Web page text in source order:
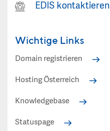
EDIS kontaktieren
Wichtige Links
Domain registrieren
Hosting Österreich
Knowledgebase
Statuspage